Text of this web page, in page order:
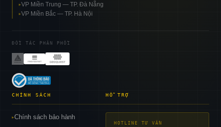
▸VP Miền Trung — TP. Đà Nẵng
▸VP Miền Bắc — TP. Hà Nội
ĐỐI TÁC PHÂN PHỐI
CHÍNH SÁCH
▸Chính sách bảo hành
HỖ TRỢ
HOTLINE TƯ VẤN